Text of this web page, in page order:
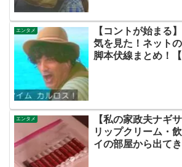
エンタメ
【コントが始まる
気を見た！ネット
脚本伏線まとめ！【
エンタメ
【私の家政夫ナギ
リップクリーム・
イの部屋から出て